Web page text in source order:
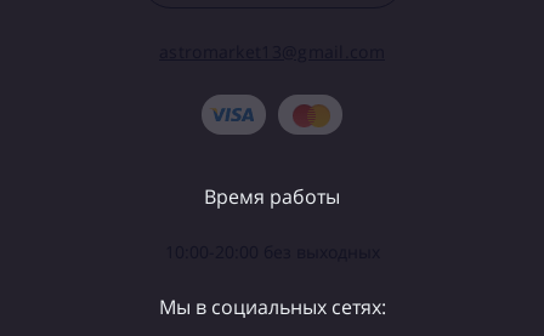
Время работы
Мы в социальных сетях: